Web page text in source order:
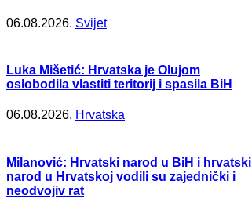
06.08.2026. Svijet
Luka Mišetić: Hrvatska je Olujom
oslobodila vlastiti teritorij i spasila BiH
06.08.2026. Hrvatska
Milanović: Hrvatski narod u BiH i hrvatski
narod u Hrvatskoj vodili su zajednički i
neodvojiv rat